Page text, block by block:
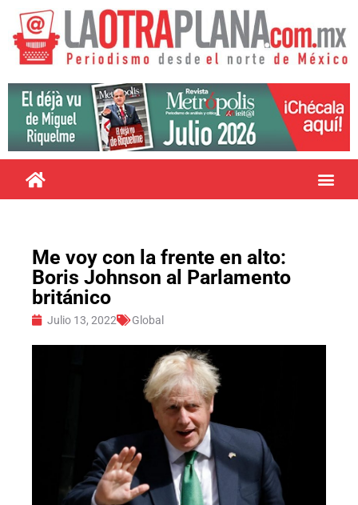
Me voy con la frente en alto:
Boris Johnson al Parlamento
británico
Julio 13, 2022 Global